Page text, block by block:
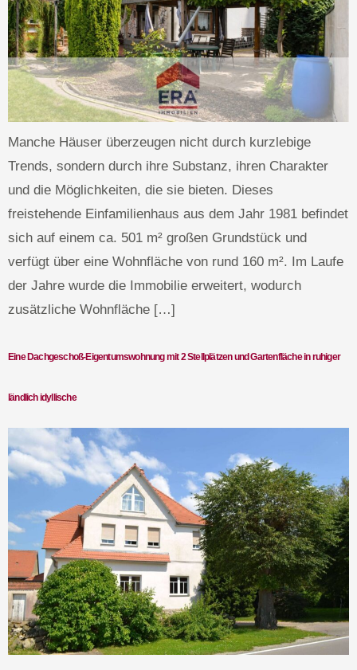
Manche Häuser überzeugen nicht durch kurzlebige
Trends, sondern durch ihre Substanz, ihren Charakter
und die Möglichkeiten, die sie bieten. Dieses
freistehende Einfamilienhaus aus dem Jahr 1981 befindet
sich auf einem ca. 501 m² großen Grundstück und
verfügt über eine Wohnfläche von rund 160 m². Im Laufe
der Jahre wurde die Immobilie erweitert, wodurch
zusätzliche Wohnfläche […]
Eine Dachgeschoß-Eigentumswohnung mit 2 Stellplätzen und Gartenfläche in ruhiger
ländlich idyllische